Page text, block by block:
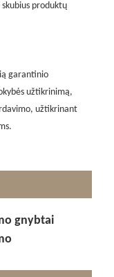
produktų
garantinio
užtikrinimą,
užtikrinant
gnybtai